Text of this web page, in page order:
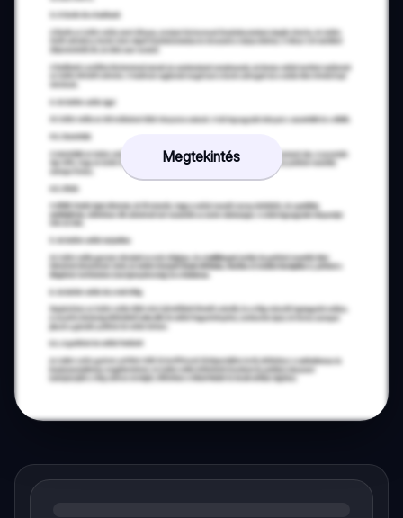
Megtekintés